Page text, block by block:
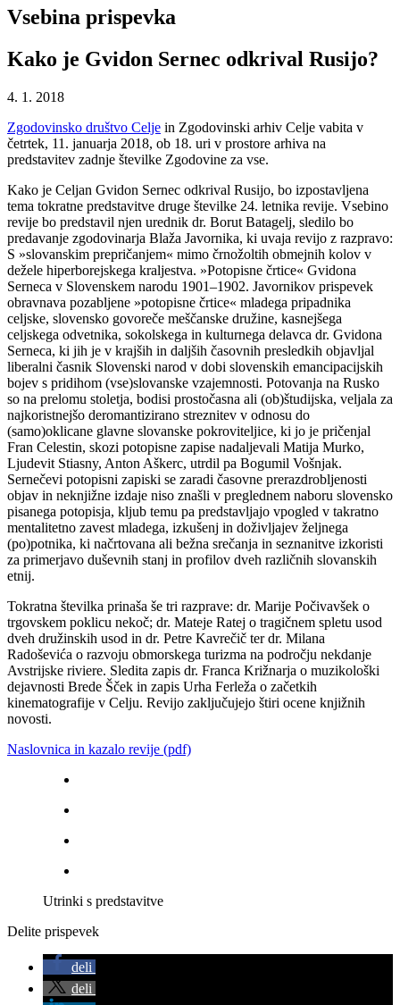
Vsebina prispevka
Kako je Gvidon Sernec odkrival Rusijo?
4. 1. 2018
Zgodovinsko društvo Celje in Zgodovinski arhiv Celje vabita v
četrtek, 11. januarja 2018, ob 18. uri v prostore arhiva na
predstavitev zadnje številke Zgodovine za vse.
Kako je Celjan Gvidon Sernec odkrival Rusijo, bo izpostavljena
tema tokratne predstavitve druge številke 24. letnika revije. Vsebino
revije bo predstavil njen urednik dr. Borut Batagelj, sledilo bo
predavanje zgodovinarja Blaža Javornika, ki uvaja revijo z razpravo:
S »slovanskim prepričanjem« mimo črnožoltih obmejnih kolov v
dežele hiperborejskega kraljestva. »Potopisne črtice« Gvidona
Serneca v Slovenskem narodu 1901–1902. Javornikov prispevek
obravnava pozabljene »potopisne črtice« mladega pripadnika
celjske, slovensko govoreče meščanske družine, kasnejšega
celjskega odvetnika, sokolskega in kulturnega delavca dr. Gvidona
Serneca, ki jih je v krajših in daljših časovnih presledkih objavljal
liberalni časnik Slovenski narod v dobi slovenskih emancipacijskih
bojev s pridihom (vse)slovanske vzajemnosti. Potovanja na Rusko
so na prelomu stoletja, bodisi prostočasna ali (ob)študijska, veljala za
najkoristnejšo deromantizirano streznitev v odnosu do
(samo)oklicane glavne slovanske pokroviteljice, ki jo je pričenjal
Fran Celestin, skozi potopisne zapise nadaljevali Matija Murko,
Ljudevit Stiasny, Anton Aškerc, utrdil pa Bogumil Vošnjak.
Sernečevi potopisni zapiski se zaradi časovne prerazdrobljenosti
objav in neknjižne izdaje niso znašli v preglednem naboru slovensko
pisanega potopisja, kljub temu pa predstavljajo vpogled v takratno
mentalitetno zavest mladega, izkušenj in doživljajev željnega
(po)potnika, ki načrtovana ali bežna srečanja in seznanitve izkoristi
za primerjavo duševnih stanj in profilov dveh različnih slovanskih
etnij.
Tokratna številka prinaša še tri razprave: dr. Marije Počivavšek o
trgovskem poklicu nekoč; dr. Mateje Ratej o tragičnem spletu usod
dveh družinskih usod in dr. Petre Kavrečič ter dr. Milana
Radoševića o razvoju obmorskega turizma na področju nekdanje
Avstrijske riviere. Sledita zapis dr. Franca Križnarja o muzikološki
dejavnosti Brede Šček in zapis Urha Ferleža o začetkih
kinematografije v Celju. Revijo zaključujejo štiri ocene knjižnih
novosti.
Naslovnica in kazalo revije (pdf)
Utrinki s predstavitve
Delite prispevek
deli
deli